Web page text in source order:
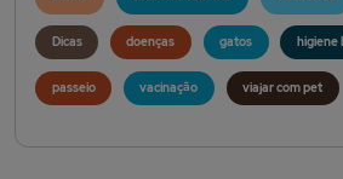
Dicas doenças gatos higiene
passeio vacinação viajar com pet